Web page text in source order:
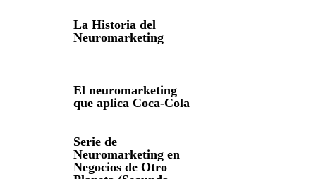
La Historia del
Neuromarketing
El neuromarketing
que aplica Coca-Cola
Serie de
Neuromarketing en
Negocios de Otro